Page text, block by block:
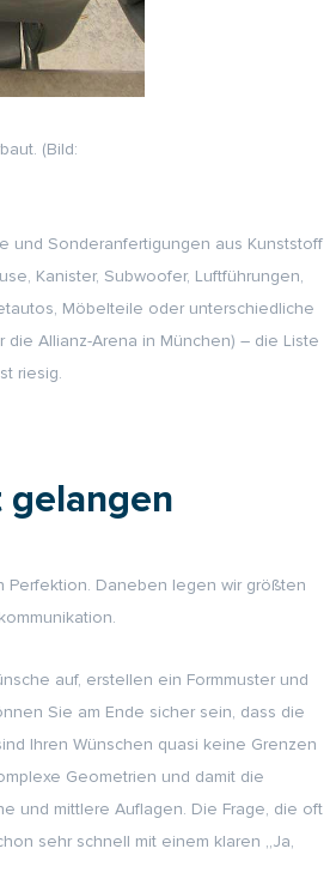
(Bild:
und Sonderanfertigungen aus Kunststoff
Kanister, Subwoofer, Luftführungen,
Möbelteile oder unterschiedliche
Allianz-Arena in München) – die Liste
riesig.
gelangen
Perfektion. Daneben legen wir größten
auf, erstellen ein Formmuster und
Sie am Ende sicher sein, dass die
Ihren Wünschen quasi keine Grenzen
Geometrien und damit die
und mittlere Auflagen. Die Frage, die oft
sehr schnell mit einem klaren „Ja,